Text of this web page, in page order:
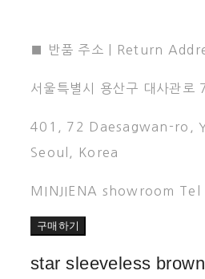
■ 반품 주소 | Return
서울특별시 용산구 대사관로
401, 72 Daesagwan-ro,
Seoul, Korea
MINJIENA showroom
구매하기
star sleeveless brown